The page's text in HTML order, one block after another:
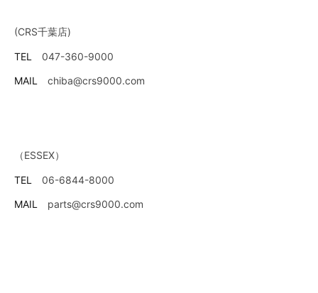
(CRS千葉店)
TEL 047-360-9000
MAIL chiba@crs9000.com
（ESSEX）
TEL 06-6844-8000
MAIL parts@crs9000.com